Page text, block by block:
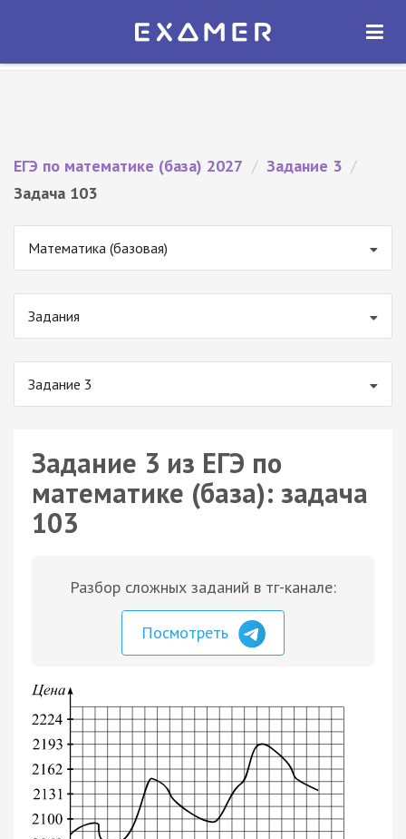
Экзамер — ЕГЭ 2027
ОТКРЫТЬ
ЕГЭ по математике (база) 2027 / Задание 3 /
Задача 103
Математика (базовая)
Задания
Задание 3
Задание 3 из ЕГЭ по
математике (база): задача
103
Разбор сложных заданий в тг-канале:
Посмотреть